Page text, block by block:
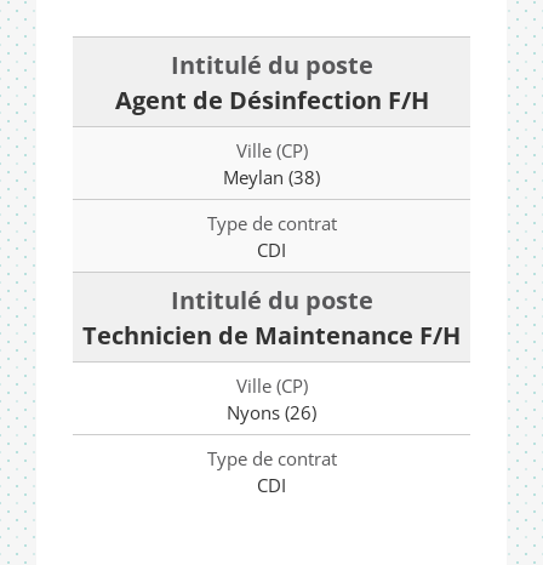
Agent de Désinfection F/H
Meylan (38)
CDI
Technicien de Maintenance F/H
Nyons (26)
CDI